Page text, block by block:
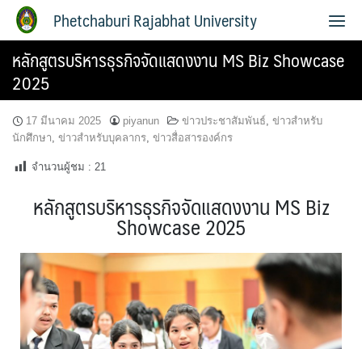
Phetchaburi Rajabhat University
หลักสูตรบริหารธุรกิจจัดแสดงงาน MS Biz Showcase
2025
17 มีนาคม 2025 piyanun ข่าวประชาสัมพันธ์, ข่าวสำหรับ
นักศึกษา, ข่าวสำหรับบุคลากร, ข่าวสื่อสารองค์กร
จำนวนผู้ชม : 21
หลักสูตรบริหารธุรกิจจัดแสดงงาน MS Biz
Showcase 2025